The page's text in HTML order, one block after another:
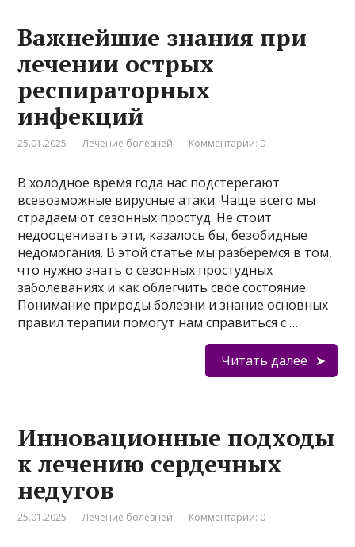
Важнейшие знания при
лечении острых
респираторных
инфекций
25.01.2025 Лечение болезней Комментарии: 0
В холодное время года нас подстерегают
всевозможные вирусные атаки. Чаще всего мы
страдаем от сезонных простуд. Не стоит
недооценивать эти, казалось бы, безобидные
недомогания. В этой статье мы разберемся в том,
что нужно знать о сезонных простудных
заболеваниях и как облегчить свое состояние.
Понимание природы болезни и знание основных
правил терапии помогут нам справиться с …
Читать далее
Инновационные подходы
к лечению сердечных
недугов
25.01.2025 Лечение болезней Комментарии: 0